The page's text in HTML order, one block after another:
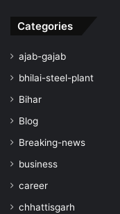
Categories
ajab-gajab
bhilai-steel-plant
Bihar
Blog
Breaking-news
business
career
chhattisgarh